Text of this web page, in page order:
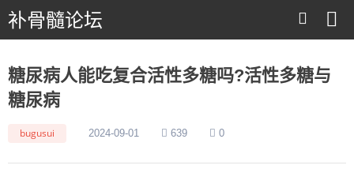
补骨髓论坛
糖尿病人能吃复合活性多糖吗?活性多糖与
糖尿病
bugusui 2024-09-01 639 0